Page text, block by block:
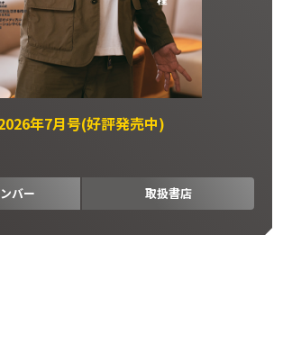
年7月号(好評発売中)
バー 取扱書店